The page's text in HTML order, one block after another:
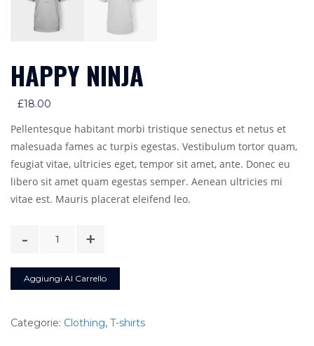
HAPPY NINJA
£18.00
Pellentesque habitant morbi tristique senectus et netus et
malesuada fames ac turpis egestas. Vestibulum tortor quam,
feugiat vitae, ultricies eget, tempor sit amet, ante. Donec eu
libero sit amet quam egestas semper. Aenean ultricies mi
vitae est. Mauris placerat eleifend leo.
+
quantità
-
Aggiungi Al Carrello
Categorie: Clothing, T-shirts